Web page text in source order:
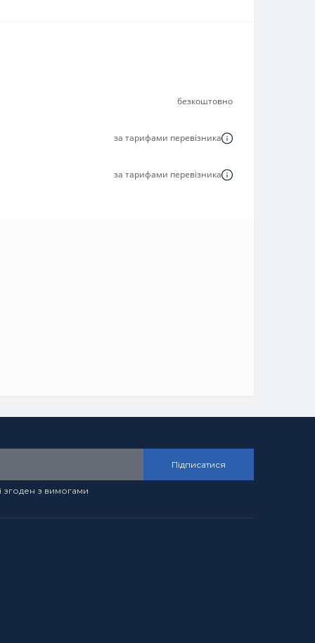
безкоштовно
за тарифами перевізника
за тарифами перевізника
Підписатися
і згоден з вимогами